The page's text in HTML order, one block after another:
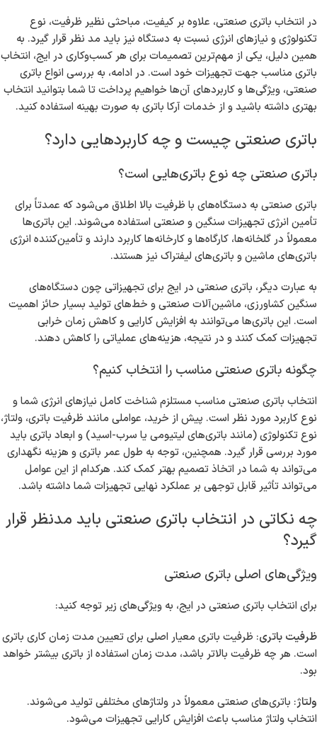
در انتخاب باتری صنعتی، علاوه بر کیفیت، مباحثی نظیر ظرفیت، نوع
تکنولوژی و نیازهای انرژی نسبت به دستگاه نیز باید مد نظر قرار گیرد. به
همین دلیل، یکی از مهم‌ترین تصمیمات برای هر کسب‌وکاری در ایج، انتخاب
باتری مناسب جهت تجهیزات خود است. در ادامه، به بررسی انواع باتری
صنعتی، ویژگی‌ها و کاربردهای آن‌ها خواهیم پرداخت تا شما بتوانید انتخاب
بهتری داشته باشید و از خدمات آرکا باتری به صورت بهینه استفاده کنید.
باتری صنعتی چیست و چه کاربردهایی دارد؟
باتری صنعتی چه نوع باتری‌هایی است؟
باتری صنعتی به دستگاه‌های با ظرفیت بالا اطلاق می‌شود که عمدتاً برای
تأمین انرژی تجهیزات سنگین و صنعتی استفاده می‌شوند. این باتری‌ها
معمولاً در گلخانه‌ها، کارگاه‌ها و کارخانه‌ها کاربرد دارند و تأمین‌کننده انرژی
باتری‌های ماشین و باتری‌های لیفتراک نیز هستند.
به عبارت دیگر، باتری صنعتی در ایج برای تجهیزاتی چون دستگاه‌های
سنگین کشاورزی، ماشین‌آلات صنعتی و خط‌های تولید بسیار حائز اهمیت
است. این باتری‌ها می‌توانند به افزایش کارایی و کاهش زمان خرابی
تجهیزات کمک کنند و در نتیجه، هزینه‌های عملیاتی را کاهش دهند.
چگونه باتری صنعتی مناسب را انتخاب کنیم؟
انتخاب باتری صنعتی مناسب مستلزم شناخت کامل نیازهای انرژی شما و
نوع کاربرد مورد نظر است. پیش از خرید، عواملی مانند ظرفیت باتری، ولتاژ،
نوع تکنولوژی (مانند باتری‌های لیتیومی یا سرب-اسید) و ابعاد باتری باید
مورد بررسی قرار گیرد. همچنین، توجه به طول عمر باتری و هزینه نگهداری
می‌تواند به شما در اتخاذ تصمیم بهتر کمک کند. هرکدام از این عوامل
می‌تواند تأثیر قابل توجهی بر عملکرد نهایی تجهیزات شما داشته باشد.
چه نکاتی در انتخاب باتری صنعتی باید مدنظر قرار
گیرد؟
ویژگی‌های اصلی باتری صنعتی
برای انتخاب باتری صنعتی در ایج، به ویژگی‌های زیر توجه کنید:
ظرفیت باتری: ظرفیت باتری معیار اصلی برای تعیین مدت زمان کاری باتری
است. هر چه ظرفیت بالاتر باشد، مدت زمان استفاده از باتری بیشتر خواهد
بود.
ولتاژ: باتری‌های صنعتی معمولاً در ولتاژهای مختلفی تولید می‌شوند.
انتخاب ولتاژ مناسب باعث افزایش کارایی تجهیزات می‌شود.